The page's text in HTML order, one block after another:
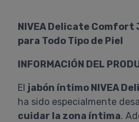
NIVEA Delicate Comfort
para Todo Tipo de Piel
INFORMACIÓN DEL
El jabón íntimo NIVEA
ha sido especialmente
cuidar la zona íntima.